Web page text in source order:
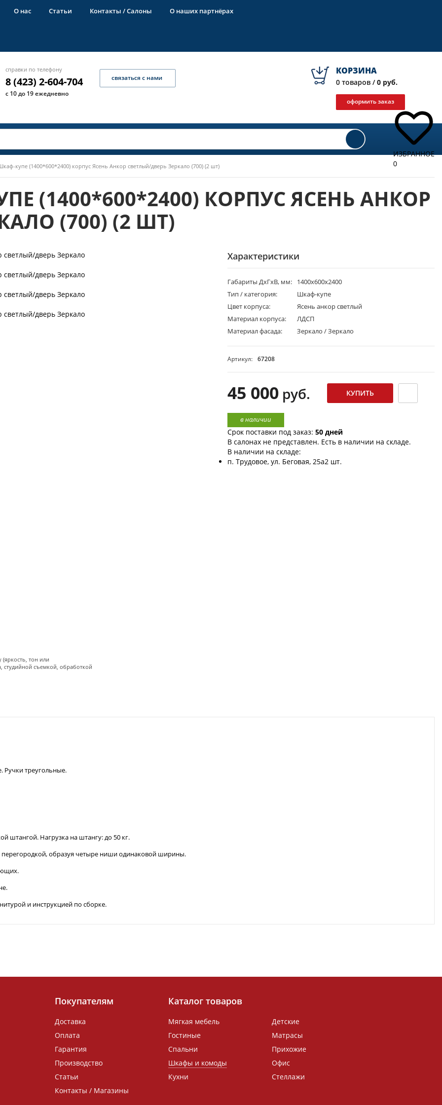
О нас Статьи Контакты / Салоны О наших партнёрах
справки по телефону
8 (423) 2-604-704
с 10 до 19 ежедневно
связаться с нами
КОРЗИНА
0 товаров / 0 руб.
оформить заказ
ИЗБРАННОЕ
0
купе (1400*600*2400) корпус Ясень Анкор светлый/дверь Зеркало (700) (2 шт)
(1400*600*2400) КОРПУС ЯСЕНЬ АНКОР
(700) (2 ШТ)
тон или
студийной съемкой, обработкой
Характеристики
Габариты ДхГхВ, мм:
1400х600х2400
Тип / категория:
Шкаф-купе
Цвет корпуса:
Ясень анкор светлый
Материал корпуса:
ЛДСП
Материал фасада:
Зеркало / Зеркало
Артикул: 67208
45 000 руб.
в наличии
Срок поставки под заказ: 50 дней
В салонах не представлен. Есть в наличии на складе.
В наличии на складе:
п. Трудовое, ул. Беговая, 25а2 шт.
Ручки треугольные.
штангой. Нагрузка на штангу: до 50 кг.
образуя четыре ниши одинаковой ширины.
и инструкцией по сборке.
Покупателям
Доставка
Оплата
Гарантия
Производство
Статьи
Контакты / Магазины
Каталог товаров
Мягкая мебель
Гостиные
Спальни
Шкафы и комоды
Кухни
Детские
Матрасы
Прихожие
Офис
Стеллажи